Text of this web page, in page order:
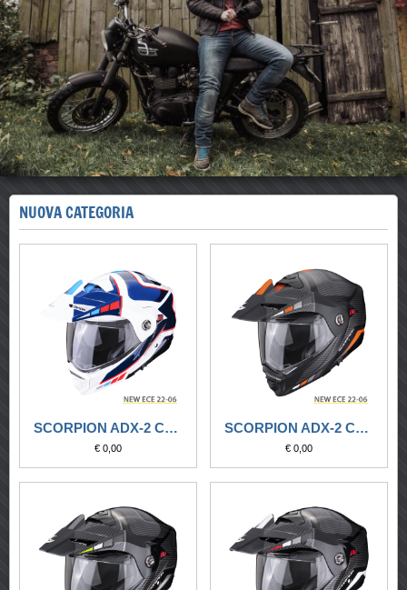
NUOVA CATEGORIA
SCORPION ADX-2 CAMINO BIANCO PERLA-BLU-ROSSO
€ 0,00
SCORPION ADX-2 CAMINO NERO OPACO-ARGENTO-ARANCIO
€ 0,00